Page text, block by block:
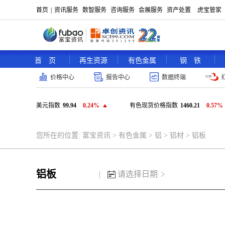
首页 资讯服务 数智服务 咨询服务 会展服务 资产处置 虎宝管家
首 页 再生资源 有色金属 钢 铁
价格中心 报告中心 数据终端
美元指数 99.94 0.24% 有色现货价格指数 1460.21 0.57%
您所在的位置: 富宝资讯 > 有色金属 > 铝 > 铝材 > 铝板
铝板 | 请选择日期